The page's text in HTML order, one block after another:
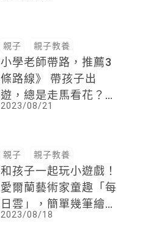
親子 親子教養
小學老師帶路，推薦3
條路線》 帶孩子出
遊，總是走馬看花？掌
握4訣竅，一邊玩一邊
2023/08/21
親子 親子教養
和孩子一起玩小遊戲！
愛爾蘭藝術家童趣「每
日雲」，簡單幾筆繪出
無限創意
2023/08/18